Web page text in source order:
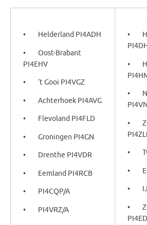
• Helderland PI4ADH
• Oost-Brabant
PI4EHV
• ‘t Gooi PI4VGZ
• Achterhoek PI4AVG
• Flevoland PI4FLD
• Groningen PI4GN
• Drenthe PI4VDR
• Eemland PI4RCB
• PI4CQP/A
• PI4VRZ/A
•
•
•
•
•
•
•
•